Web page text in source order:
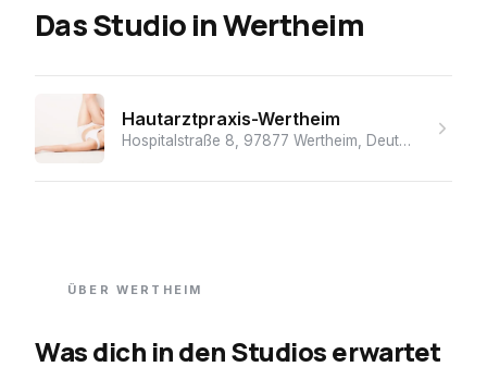
Das StudioinWertheim
Hautarztpraxis-Wertheim
Hospitalstraße 8, 97877 Wertheim, Deutschland
ÜBER WERTHEIM
Was dich in den Studios erwartet